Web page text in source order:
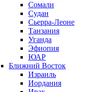
Сомали
Судан
Сьерра-Леоне
Танзания
Уганда
Эфиопия
ЮАР
Ближний Восток
Израиль
Иордания